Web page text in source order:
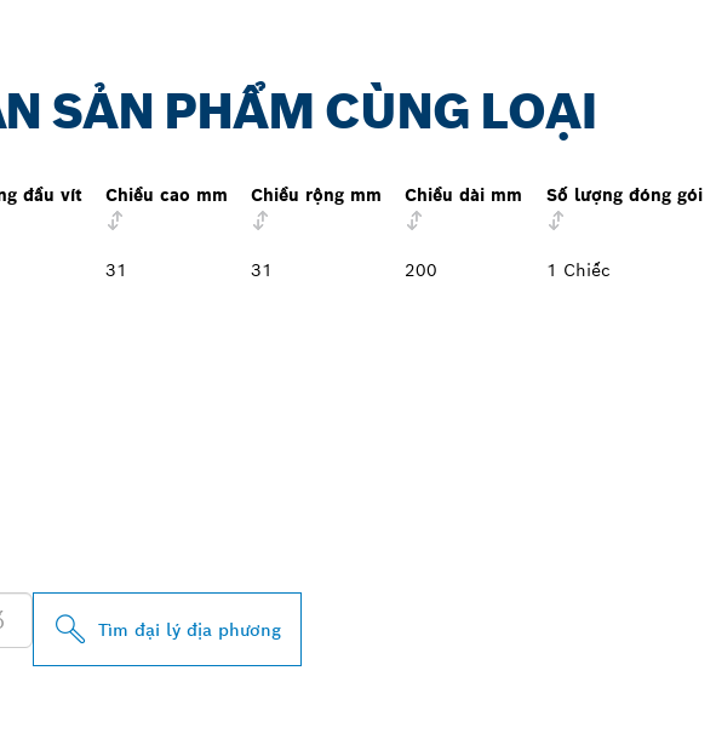
SẢN PHẨM CÙNG LOẠI
đầu vít Chiều cao mm Chiều rộng mm Chiều dài mm Số lượng đóng gói
31 31 200 1 Chiếc
Tìm đại lý địa phương